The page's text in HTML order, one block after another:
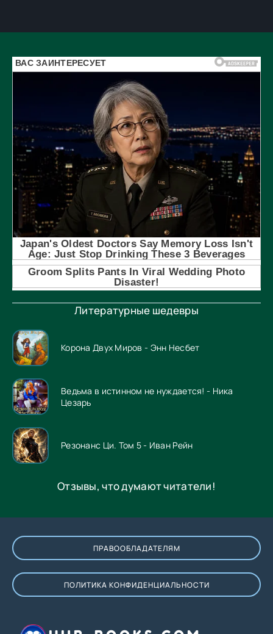
Литературные шедевры
Корона Двух Миров - Энн Несбет
Ведьма в истинном не нуждается! - Ника
Цезарь
Резонанс Ци. Том 5 - Иван Рейн
Отзывы, что думают читатели!
ПРАВООБЛАДАТЕЛЯМ
ПОЛИТИКА КОНФИДЕНЦИАЛЬНОСТИ